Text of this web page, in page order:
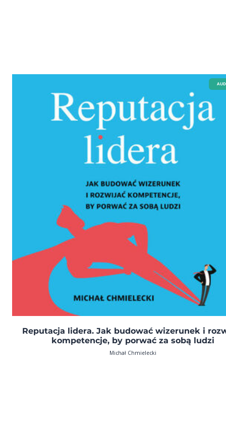
Reputacja lidera. Jak budować wizerunek i
kompetencje, by porwać za sobą ludzi
Michał Chmielecki